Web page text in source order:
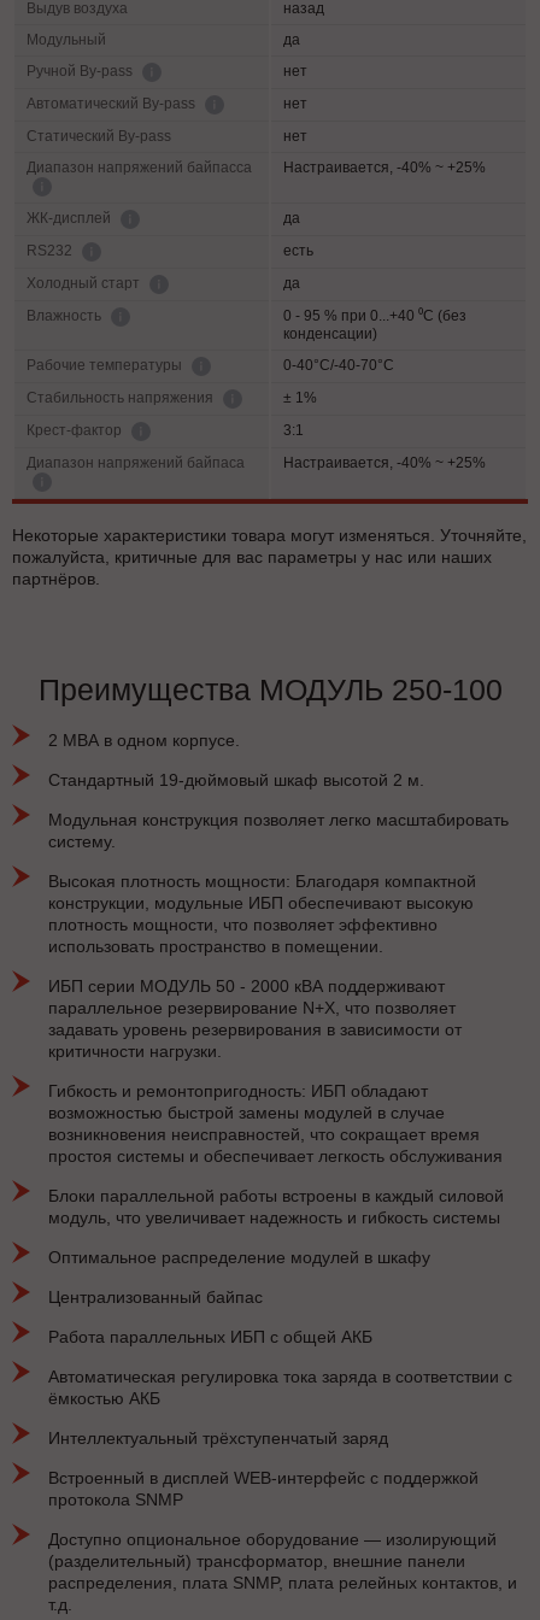
Выдув воздуха
назад
Модульный
да
Ручной By-pass
нет
Автоматический By-pass
нет
Статический By-pass
нет
Диапазон напряжений байпасса
Настраивается, -40% ~ +25%
ЖК-дисплей
да
RS232
есть
Холодный старт
да
Влажность
0 - 95 % при 0...+40 ⁰С (без
конденсации)
Рабочие температуры
0-40°C/-40-70°C
Cтабильность напряжения
± 1%
Крест-фактор
3:1
Диапазон напряжений байпаса
Настраивается, -40% ~ +25%
Некоторые характеристики товара могут изменяться. Уточняйте,
пожалуйста, критичные для вас параметры у нас или наших
партнёров.
Преимущества МОДУЛЬ 250-100
2 МВА в одном корпусе.
Стандартный 19-дюймовый шкаф высотой 2 м.
Модульная конструкция позволяет легко масштабировать
систему.
Высокая плотность мощности: Благодаря компактной
конструкции, модульные ИБП обеспечивают высокую
плотность мощности, что позволяет эффективно
использовать пространство в помещении.
ИБП серии МОДУЛЬ 50 - 2000 кВА поддерживают
параллельное резервирование N+X, что позволяет
задавать уровень резервирования в зависимости от
критичности нагрузки.
Гибкость и ремонтопригодность: ИБП обладают
возможностью быстрой замены модулей в случае
возникновения неисправностей, что сокращает время
простоя системы и обеспечивает легкость обслуживания
Блоки параллельной работы встроены в каждый силовой
модуль, что увеличивает надежность и гибкость системы
Оптимальное распределение модулей в шкафу
Централизованный байпас
Работа параллельных ИБП с общей АКБ
Автоматическая регулировка тока заряда в соответствии с
ёмкостью АКБ
Интеллектуальный трёхступенчатый заряд
Встроенный в дисплей WEB-интерфейс с поддержкой
протокола SNMP
Доступно опциональное оборудование — изолирующий
(разделительный) трансформатор, внешние панели
распределения, плата SNMP, плата релейных контактов, и
т.д.